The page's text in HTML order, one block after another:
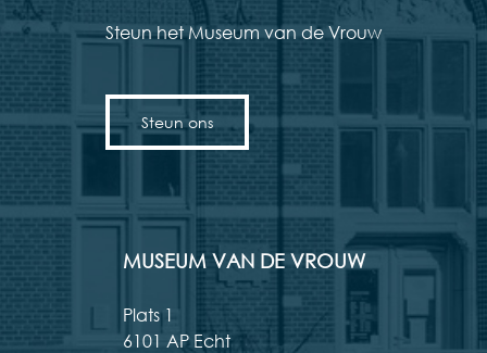
Steun het Museum van de Vrouw
Steun ons
MUSEUM VAN DE VROUW
Plats 1
6101 AP Echt